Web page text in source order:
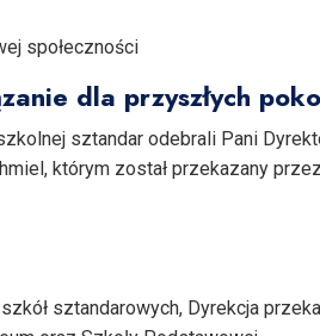
społeczności
dla przyszłych
sztandar odebrali Pani
którym został przekazany
sztandarowych, Dyrekcja